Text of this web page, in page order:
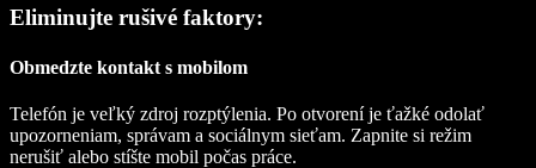
Eliminujte rušivé faktory:
Obmedzte kontakt s mobilom
Telefón je veľký zdroj rozptýlenia. Po otvorení je ťažké odolať
upozorneniam, správam a sociálnym sieťam. Zapnite si režim
nerušiť alebo stíšte mobil počas práce.